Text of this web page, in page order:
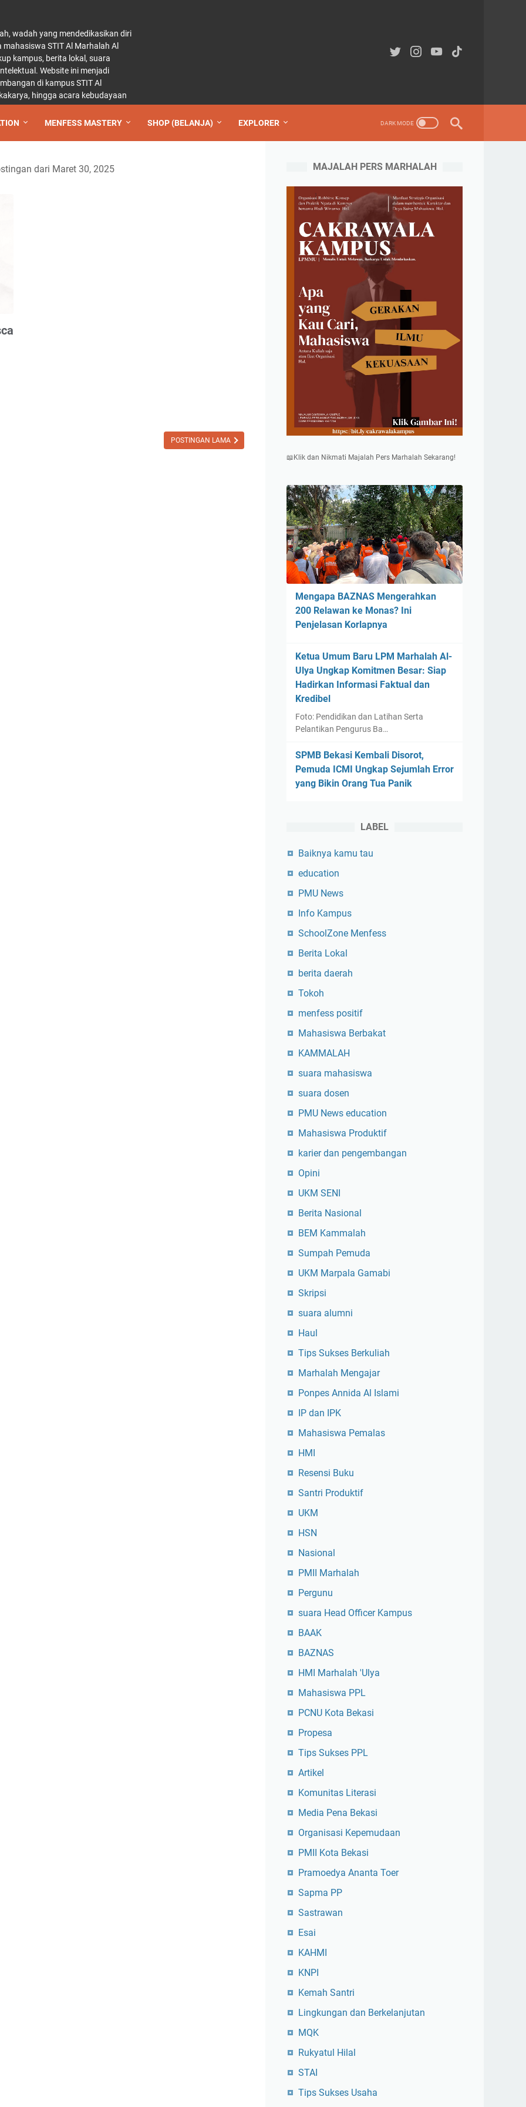
wadah yang mendedikasikan diri
STIT Al Marhalah Al
kampus, berita lokal, suara
Website ini menjadi
di kampus STIT Al
hingga acara kebudayaan
MENFESS MASTERY SHOP (BELANJA) EXPLORER
dari Maret 30, 2025
POSTINGAN LAMA
MAJALAH PERS MARHALAH
📖Klik dan Nikmati Majalah Pers Marhalah Sekarang!
Mengapa BAZNAS Mengerahkan
200 Relawan ke Monas? Ini
Penjelasan Korlapnya
Ketua Umum Baru LPM Marhalah Al-
Ulya Ungkap Komitmen Besar: Siap
Hadirkan Informasi Faktual dan
Kredibel
Foto: Pendidikan dan Latihan Serta
Pelantikan Pengurus Ba…
SPMB Bekasi Kembali Disorot,
Pemuda ICMI Ungkap Sejumlah Error
yang Bikin Orang Tua Panik
LABEL
Baiknya kamu tau
education
PMU News
Info Kampus
SchoolZone Menfess
Berita Lokal
berita daerah
Tokoh
menfess positif
Mahasiswa Berbakat
KAMMALAH
suara mahasiswa
suara dosen
PMU News education
Mahasiswa Produktif
karier dan pengembangan
Opini
UKM SENI
Berita Nasional
BEM Kammalah
Sumpah Pemuda
UKM Marpala Gamabi
Skripsi
suara alumni
Haul
Tips Sukses Berkuliah
Marhalah Mengajar
Ponpes Annida Al Islami
IP dan IPK
Mahasiswa Pemalas
HMI
Resensi Buku
Santri Produktif
UKM
HSN
Nasional
PMII Marhalah
Pergunu
suara Head Officer Kampus
BAAK
BAZNAS
HMI Marhalah 'Ulya
Mahasiswa PPL
PCNU Kota Bekasi
Propesa
Tips Sukses PPL
Artikel
Komunitas Literasi
Media Pena Bekasi
Organisasi Kepemudaan
PMII Kota Bekasi
Pramoedya Ananta Toer
Sapma PP
Sastrawan
Esai
KAHMI
KNPI
Kemah Santri
Lingkungan dan Berkelanjutan
MQK
Rukyatul Hilal
STAI
Tips Sukses Usaha